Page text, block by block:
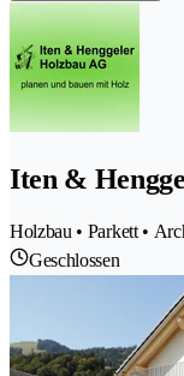
Iten &
Holzbau • Parkett •
Geschlossen